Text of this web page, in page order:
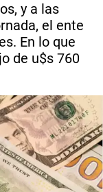
y a las
el ente
En lo que
de u$s 760